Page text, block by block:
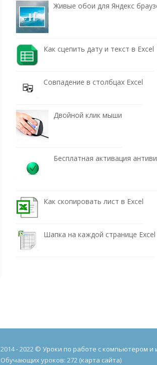
Живые обои для Яндекс
Как сцепить дату и текст в Excel
Совпадение в столбцах Excel
Двойной клик мыши
Бесплатная активация
Как скопировать лист в Excel
Шапка на каждой странице Excel
2014 - 2022 © Уроки по работе с компьютером и
Обучающих уроков: 272 (карта сайта)